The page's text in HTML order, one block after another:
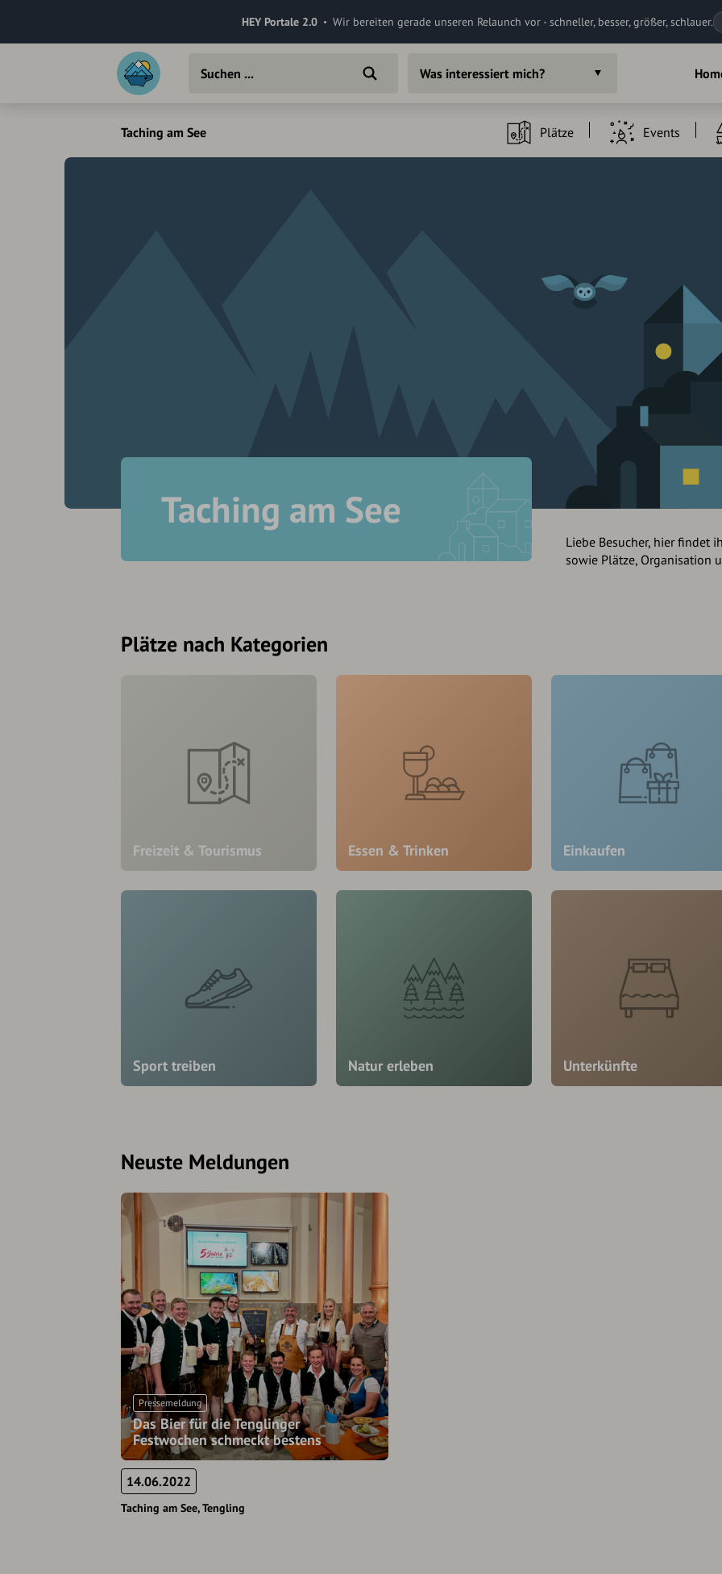
HEY Portale 2.0 Wir bereiten gerade unseren Relaunch vor - schneller, besser, größer, schlauer.
Was interessiert mich?
Taching am See Plätze Events
Taching am See
Liebe Besucher, hier findet
sowie Plätze, Organisation
Plätze nach Kategorien
Freizeit & Tourismus Essen & Trinken Einkaufen
Sport treiben Natur erleben Unterkünfte
Neuste Meldungen
Pressemeldung
Das Bier für die Tenglinger
Festwochen schmeckt bestens
14.06.2022
Taching am See Tengling